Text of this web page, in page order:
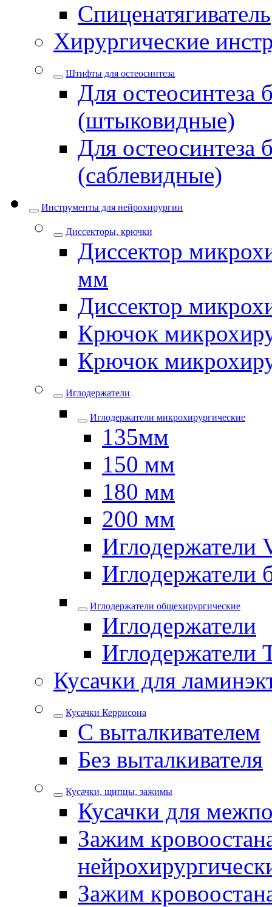
Спиценатягиватель
Хирургические
Штифты для остеосинтеза
Для остеосинтеза
(штыковидные)
Для остеосинтеза
(саблевидные)
Инструменты для нейрохирургии
Диссекторы, крючки
Диссектор
мм
Диссектор
Крючок
Крючок
Иглодержатели
Иглодержатели микрохирургические
135мм
150 мм
180 мм
200 мм
Иглодержатели
Иглодержатели
Иглодержатели общехирургические
Иглодержатели
Иглодержатели
Кусачки для
Кусачки Керрисона
С выталкивателем
Без выталкивателя
Кусачки, щипцы, зажимы
Кусачки для
Зажим
Зажим